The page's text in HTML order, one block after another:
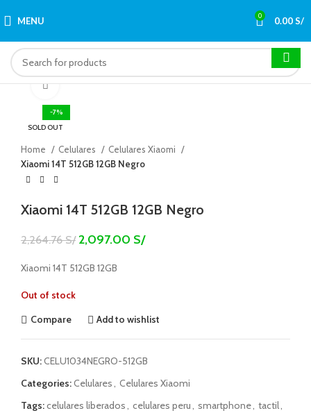
MENU 0 0.00S/
-7%
SOLD OUT
Click to enlarge
Home Celulares
Celulares Xiaomi
Xiaomi 14T 512GB 12GB Negro
Xiaomi 14T 512GB 12GB Negro
2,264.76S/ 2,097.00 S/
Xiaomi 14T 512GB 12GB
Out of stock
Compare
Add to wishlist
SKU:CELU1034NEGRO-512GB
Categories:Celulares
Celulares Xiaomi
Tags:celulares liberados celulares peru smartphone tactil